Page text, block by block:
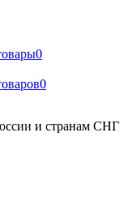
0
0
и странам СНГ